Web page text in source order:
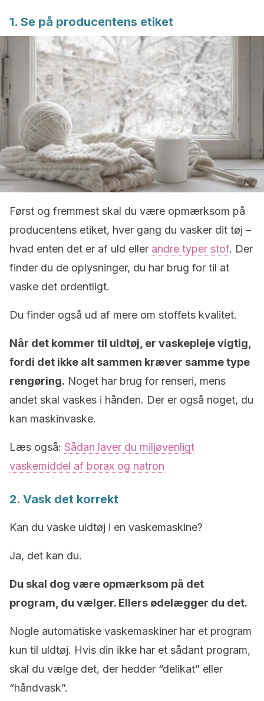
1. Se på producentens etiket
Først og fremmest skal du være opmærksom på
producentens etiket, hver gang du vasker dit tøj –
hvad enten det er af uld eller andre typer stof. Der
finder du de oplysninger, du har brug for til at
vaske det ordentligt.
Du finder også ud af mere om stoffets kvalitet.
Når det kommer til uldtøj, er vaskepleje vigtig,
fordi det ikke alt sammen kræver samme type
rengøring. Noget har brug for renseri, mens
andet skal vaskes i hånden. Der er også noget, du
kan maskinvaske.
Læs også: Sådan laver du miljøvenligt
vaskemiddel af borax og natron
2. Vask det korrekt
Kan du vaske uldtøj i en vaskemaskine?
Ja, det kan du.
Du skal dog være opmærksom på det
program, du vælger. Ellers ødelægger du det.
Nogle automatiske vaskemaskiner har et program
kun til uldtøj. Hvis din ikke har et sådant program,
skal du vælge det, der hedder “delikat” eller
“håndvask”.